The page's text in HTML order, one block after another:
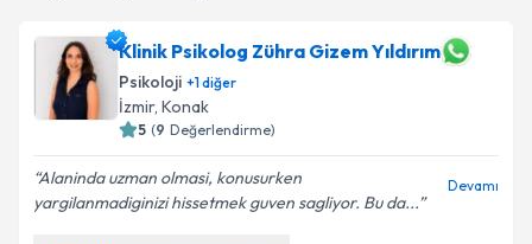
Klinik Psikolog Zühra Gizem Yıldırım
Psikoloji +1diğer
İzmir, Konak
5 (9 Değerlendirme)
Alaninda uzman olmasi, konusurken
yargilanmadiginizi hissetmek guven sagliyor. Bu da...
Devamı